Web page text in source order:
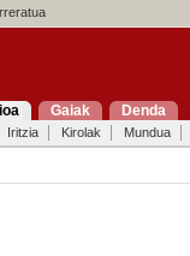
Gaiak Denda
Iritzia Kirolak Mundua